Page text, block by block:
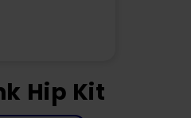
Hip Kit